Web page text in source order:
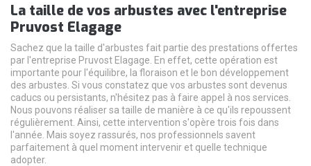
La taille de vos arbustes avec l'entreprise
Pruvost Elagage
Sachez que la taille d'arbustes fait partie des prestations offertes
par l'entreprise Pruvost Elagage. En effet, cette opération est
importante pour l'équilibre, la floraison et le bon développement
des arbustes. Si vous constatez que vos arbustes sont devenus
caducs ou persistants, n'hésitez pas à faire appel à nos services.
Nous pouvons réaliser sa taille de manière à ce qu'ils repoussent
régulièrement. Ainsi, cette intervention s'opère trois fois dans
l'année. Mais soyez rassurés, nos professionnels savent
parfaitement à quel moment intervenir et quelle technique
adopter.